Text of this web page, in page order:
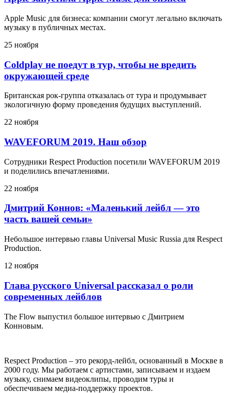
Apple Music для бизнеса: компании смогут легально включать
музыку в публичных местах.
25 ноября
Coldplay не поедут в тур, чтобы не вредить
окружающей среде
Британская рок-группа отказалась от тура и продумывает
экологичную форму проведения будущих выступлений.
22 ноября
WAVEFORUM 2019. Наш обзор
Сотрудники Respect Production посетили WAVEFORUM 2019
и поделились впечатлениями.
22 ноября
Дмитрий Коннов: «Маленький лейбл — это
часть вашей семьи»
Небольшое интервью главы Universal Music Russia для Respect
Production.
12 ноября
Глава русского Universal рассказал о роли
современных лейблов
The Flow выпустил большое интервью с Дмитрием
Конновым.
Respect Production – это рекорд-лейбл, основанный в Москве в
2000 году. Мы работаем с артистами, записываем и издаем
музыку, снимаем видеоклипы, проводим туры и
обеспечиваем медиа-поддержку проектов.